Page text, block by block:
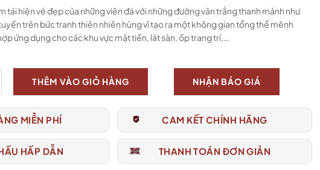
tái hiện vẻ đẹp của những viên đá với những đường vân trắng thanh mảnh như
trên bức tranh thiên nhiên hùng vĩ tạo ra một không gian tổng thể mênh
ứng dụng cho các khu vực mặt tiền, lát sàn, ốp trang trí,…
THÊM VÀO GIỎ HÀNG NHẬN BÁO GIÁ
MIỄN PHÍ CAM KẾT CHÍNH HÃNG
HẤP DẪN THANH TOÁN ĐƠN GIẢN